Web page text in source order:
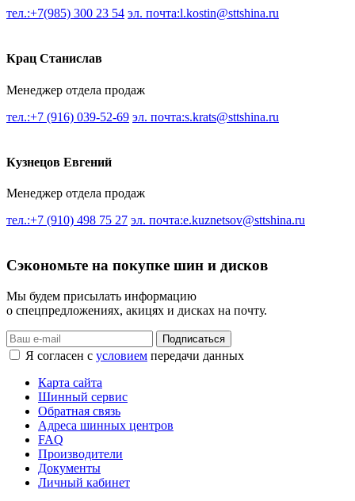
тел.:+7(985) 300 23 54 эл. почта:l.kostin@sttshina.ru
Крац Станислав
Менеджер отдела продаж
тел.:+7 (916) 039-52-69 эл. почта:s.krats@sttshina.ru
Кузнецов Евгений
Менеджер отдела продаж
тел.:+7 (910) 498 75 27 эл. почта:e.kuznetsov@sttshina.ru
Сэкономьте на покупке шин и дисков
Мы будем присылать информацию
о спецпредложениях, акицях и дисках на почту.
Подписаться
Я согласен с условием передачи данных
Карта сайта
Шинный сервис
Обратная связь
Адреса шинных центров
FAQ
Производители
Документы
Личный кабинет